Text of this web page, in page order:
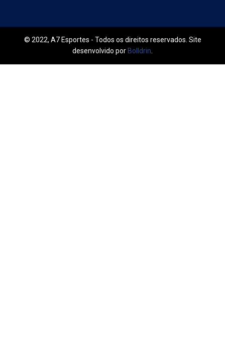
© 2022, A7 Esportes - Todos os direitos reservados. Site
desenvolvido por Bolldrin.